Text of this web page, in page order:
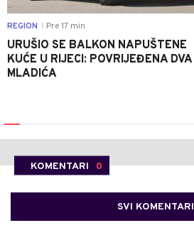
REGION Pre 17 min
URUŠIO SE BALKON NAPUŠTENE
KUĆE U RIJECI: POVRIJEĐENA DVA
MLADIĆA
KOMENTARI 0
SVI KOMENTARI